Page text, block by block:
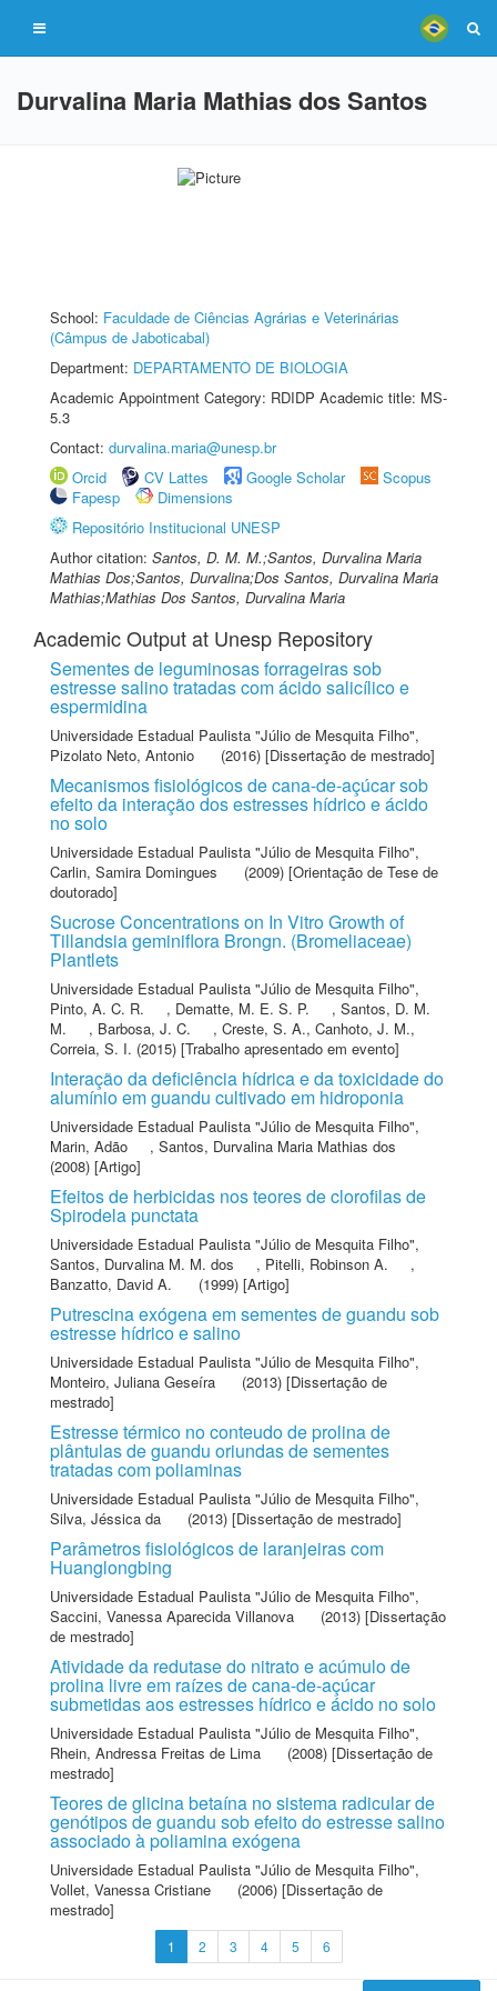
Durvalina Maria Mathias dos Santos
School: Faculdade de Ciências Agrárias e Veterinárias
(Câmpus de Jaboticabal)
Department: DEPARTAMENTO DE BIOLOGIA
Academic Appointment Category: RDIDP Academic title: MS-
5.3
Contact: durvalina.maria@unesp.br
Orcid
CV Lattes Google Scholar
Scopus
Fapesp
Dimensions
Repositório Institucional UNESP
Author citation: Santos, D. M. M.;Santos, Durvalina Maria
Mathias Dos;Santos, Durvalina;Dos Santos, Durvalina Maria
Mathias;Mathias Dos Santos, Durvalina Maria
Academic Output at Unesp Repository
Sementes de leguminosas forrageiras sob
estresse salino tratadas com ácido salicílico e
espermidina
Universidade Estadual Paulista "Júlio de Mesquita Filho",
Pizolato Neto, Antonio
(2016) [Dissertação de mestrado]
Mecanismos fisiológicos de cana-de-açúcar sob
efeito da interação dos estresses hídrico e ácido
no solo
Universidade Estadual Paulista "Júlio de Mesquita Filho",
Carlin, Samira Domingues
(2009) [Orientação de Tese de
doutorado]
Sucrose Concentrations on In Vitro Growth of
Tillandsia geminiflora Brongn. (Bromeliaceae)
Plantlets
Universidade Estadual Paulista "Júlio de Mesquita Filho",
Pinto, A. C. R.
, Dematte, M. E. S. P. , Santos, D. M.
M.
, Barbosa, J. C. , Creste, S. A., Canhoto, J. M.,
Correia, S. I. (2015) [Trabalho apresentado em evento]
Interação da deficiência hídrica e da toxicidade do
alumínio em guandu cultivado em hidroponia
Universidade Estadual Paulista "Júlio de Mesquita Filho",
Marin, Adão
, Santos, Durvalina Maria Mathias dos
(2008) [Artigo]
Efeitos de herbicidas nos teores de clorofilas de
Spirodela punctata
Universidade Estadual Paulista "Júlio de Mesquita Filho",
Santos, Durvalina M. M. dos
, Pitelli, Robinson A.
,
Banzatto, David A.
(1999) [Artigo]
Putrescina exógena em sementes de guandu sob
estresse hídrico e salino
Universidade Estadual Paulista "Júlio de Mesquita Filho",
Monteiro, Juliana Geseíra
(2013) [Dissertação de
mestrado]
Estresse térmico no conteudo de prolina de
plântulas de guandu oriundas de sementes
tratadas com poliaminas
Universidade Estadual Paulista "Júlio de Mesquita Filho",
Silva, Jéssica da
(2013) [Dissertação de mestrado]
Parâmetros fisiológicos de laranjeiras com
Huanglongbing
Universidade Estadual Paulista "Júlio de Mesquita Filho",
Saccini, Vanessa Aparecida Villanova
(2013) [Dissertação
de mestrado]
Atividade da redutase do nitrato e acúmulo de
prolina livre em raízes de cana-de-açúcar
submetidas aos estresses hídrico e ácido no solo
Universidade Estadual Paulista "Júlio de Mesquita Filho",
Rhein, Andressa Freitas de Lima
(2008) [Dissertação de
mestrado]
Teores de glicina betaína no sistema radicular de
genótipos de guandu sob efeito do estresse salino
associado à poliamina exógena
Universidade Estadual Paulista "Júlio de Mesquita Filho",
Vollet, Vanessa Cristiane
(2006) [Dissertação de
mestrado]
1 2 3 4 5 6